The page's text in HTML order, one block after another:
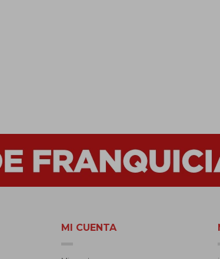
MI CUENTA